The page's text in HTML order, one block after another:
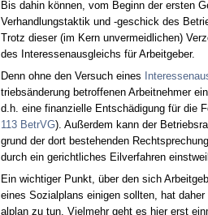
Bis da­hin können, vom Be­ginn der ers­ten
Ver­hand­lungs­tak­tik und -ge­schick des
Trotz die­ser (im Kern un­ver­meid­li­chen)
des In­ter­es­sen­aus­gleichs für Ar­beit­ge­ber.
Denn oh­ne den Ver­such ei­nes
triebsände­rung be­trof­fe­nen Ar­beit­neh­mer
d.h. ei­ne fi­nan­zi­el­le Entschädi­gung für die
113 Be­trVG). Außer­dem kann der
grund der dort be­ste­hen­den
durch ein ge­richt­li­ches Eil­ver­fah­ren
Ein wich­ti­ger Punkt, über den sich
ei­nes So­zi­al­plans ei­ni­gen soll­ten, hat
al­plan zu tun. Viel­mehr geht es hier erst